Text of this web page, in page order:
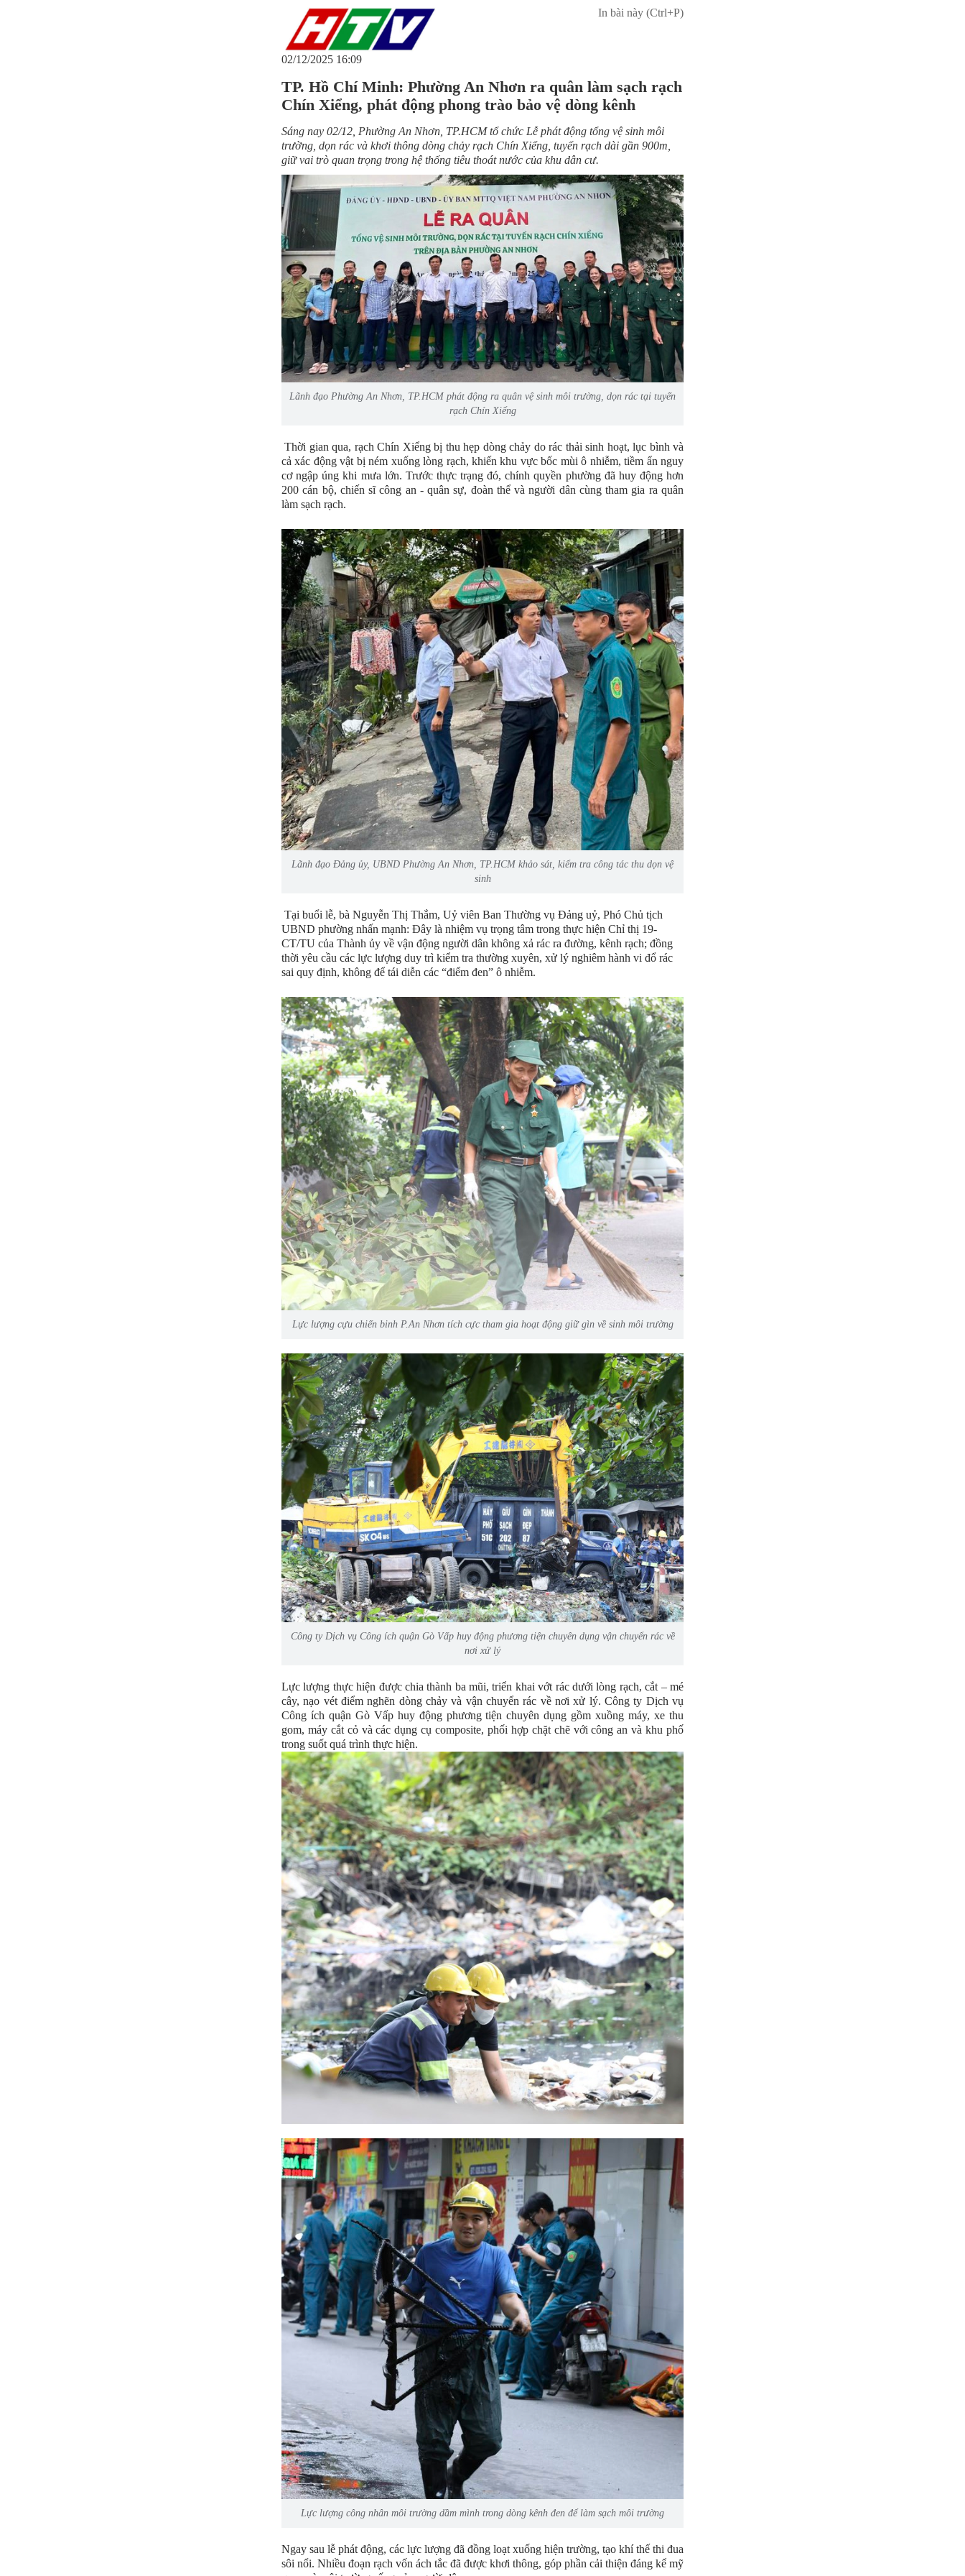
02/12/2025 16:09
In bài này (Ctrl+P)
TP. Hồ Chí Minh: Phường An Nhơn ra quân làm sạch rạch
Chín Xiểng, phát động phong trào bảo vệ dòng kênh
Sáng nay 02/12, Phường An Nhơn, TP.HCM tổ chức Lễ phát động tổng vệ sinh môi
trường, dọn rác và khơi thông dòng chảy rạch Chín Xiểng, tuyến rạch dài gần 900m,
giữ vai trò quan trọng trong hệ thống tiêu thoát nước của khu dân cư.
Lãnh đạo Phường An Nhơn, TP.HCM phát động ra quân vệ sinh môi trường, dọn rác tại tuyến
rạch Chín Xiểng
Thời gian qua, rạch Chín Xiểng bị thu hẹp dòng chảy do rác thải sinh hoạt, lục bình và
cả xác động vật bị ném xuống lòng rạch, khiến khu vực bốc mùi ô nhiễm, tiềm ẩn nguy
cơ ngập úng khi mưa lớn. Trước thực trạng đó, chính quyền phường đã huy động hơn
200 cán bộ, chiến sĩ công an - quân sự, đoàn thể và người dân cùng tham gia ra quân
làm sạch rạch.
Lãnh đạo Đảng ủy, UBND Phường An Nhơn, TP.HCM khảo sát, kiểm tra công tác thu dọn vệ
sinh
Tại buổi lễ, bà Nguyễn Thị Thắm, Uỷ viên Ban Thường vụ Đảng uỷ, Phó Chủ tịch
UBND phường nhấn mạnh: Đây là nhiệm vụ trọng tâm trong thực hiện Chỉ thị 19-
CT/TU của Thành ủy về vận động người dân không xả rác ra đường, kênh rạch; đồng
thời yêu cầu các lực lượng duy trì kiểm tra thường xuyên, xử lý nghiêm hành vi đổ rác
sai quy định, không để tái diễn các “điểm đen” ô nhiễm.
Lực lượng cựu chiến binh P.An Nhơn tích cực tham gia hoạt động giữ gìn về sinh môi trường
Công ty Dịch vụ Công ích quận Gò Vấp huy động phương tiện chuyên dụng vận chuyển rác về
nơi xử lý
Lực lượng thực hiện được chia thành ba mũi, triển khai vớt rác dưới lòng rạch, cắt – mé
cây, nạo vét điểm nghẽn dòng chảy và vận chuyển rác về nơi xử lý. Công ty Dịch vụ
Công ích quận Gò Vấp huy động phương tiện chuyên dụng gồm xuồng máy, xe thu
gom, máy cắt cỏ và các dụng cụ composite, phối hợp chặt chẽ với công an và khu phố
trong suốt quá trình thực hiện.
Lực lượng công nhân môi trường dầm mình trong dòng kênh đen để làm sạch môi trường
Ngay sau lễ phát động, các lực lượng đã đồng loạt xuống hiện trường, tạo khí thế thi đua
sôi nổi. Nhiều đoạn rạch vốn ách tắc đã được khơi thông, góp phần cải thiện đáng kể mỹ